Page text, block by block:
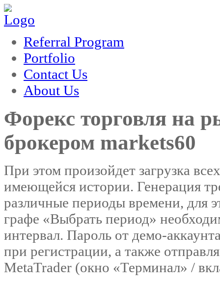
hacklink
Referral Program
Portfolio
Contact Us
About Us
Форекс торговля на
брокером markets60
При этом произойдет загрузка
имеющейся истории. Генерация
различные периоды времени, для
графе «Выбрать период»
интервал. Пароль от демо-
при регистрации, а также
MetaTrader (окно «Терминал» /